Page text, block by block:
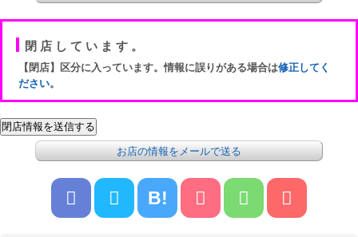
閉店しています。
【閉店】区分に入っています。情報に誤りがある場合は修正してく
ださい。
お店の情報をメールで送る
B!